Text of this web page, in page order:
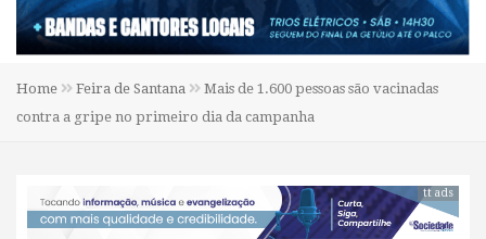
Home Feira de Santana
Mais de 1.600 pessoas são vacinadas
contra a gripe no primeiro dia da campanha
tt ads